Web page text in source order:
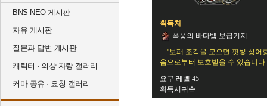
BNS NEO 게시판
자유 게시판
질문과 답변 게시판
캐릭터 · 의상 자랑 갤러리
커마 공유 · 요청 갤러리
획득처
폭풍의 바다뱀 보급기지
"보패 조각을 모으면 핏빛 상어
음으로부터 보호받을 수 있습니다
요구 레벨 45
획득시귀속